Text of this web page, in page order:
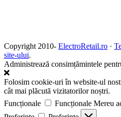
Copyright 2010- ElectroRetail.ro ·
site-ului.
Administrează consimțămintele
Folosim cookie-uri în website-ul
cât mai plăcută vizitatorilor noștri.
Funcționale
Funcționale Mereu